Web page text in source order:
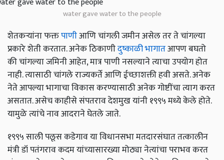
water gave water to the people
शेतकऱ्यांना फक्तपाणीआणि चांगली जमीन असेल तर ते चांगल्या
प्रकारे शेती करतात. अनेक ठिकाणीदुष्काळी भागातआपण बघतो
की चांगल्या जमिनी आहेत, मात्र पाणी नसल्याने त्याचा उपयोग होत
नाही. त्यासाठी चांगले राज्यकर्ते आणि ईच्छाशक्ती हवी असते. अनेक
नेते आपल्या भागाचा विकास करण्यासाठी अनेक गोष्टींचा त्याग करत
असतात. असेच काहीसे संपतराव देशमुख यांनी १९९५ मध्ये केले होते.
यामुळे त्यांचे नाव आदराने घेतले जाते.
१९९५ साली पलूस कडेगाव या विधानसभा मतदारसंघात तत्कालीन
मंत्री डॉ पतंगराव कदम यांच्यासारख्या मोठ्या नेत्यांचा पराभव करत